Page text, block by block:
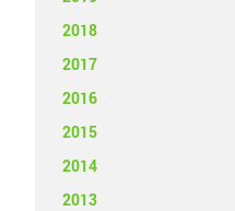
2018
2017
2016
2015
2014
2013